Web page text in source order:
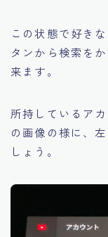
この状態で好き
タンから検索を
来ます。
所持しているア
の画像の様に、
しょう。